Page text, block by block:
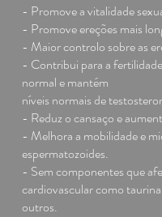
- Promove a vitalidade
- Promove ereções mais
- Maior controlo sobre as
- Contribui para a
normal e mantém
níveis normais de
- Reduz o cansaço e
- Melhora a mobilidade e
espermatozoides.
- Sem componentes que
cardiovascular como
outros.